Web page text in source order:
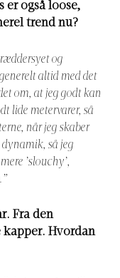
er også loose,
trend nu?
og
altid med det
om, at jeg godt kan
lide metervarer, så
når jeg skaber
så jeg
’slouchy’,
Fra den
Hvordan